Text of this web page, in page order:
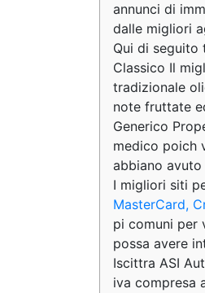
annunci di
dalle migliori
Qui di seguito
Classico Il
tradizionale
note fruttate
Generico
medico poich
abbiano
I migliori siti
MasterCard,
pi comuni per
possa avere
Iscittra ASI
iva compresa